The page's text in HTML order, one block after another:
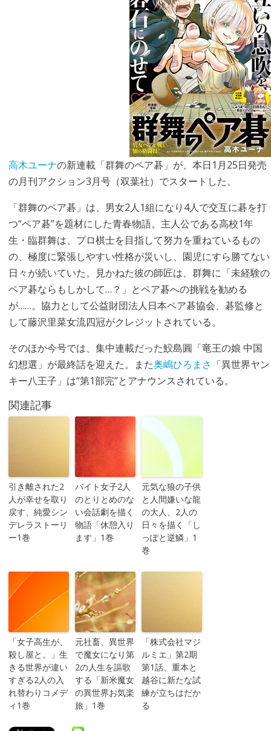
高木ユーナの新連載「群舞のペア碁」が、本日1月25日発売
の月刊アクション3月号（双葉社）でスタートした。
「群舞のペア碁」は、男女2人1組になり4人で交互に碁を打
つ“ペア碁”を題材にした青春物語。主人公である高校1年
生・臨群舞は、プロ棋士を目指して努力を重ねているもの
の、極度に緊張しやすい性格が災いし、園児にすら勝てない
日々が続いていた。見かねた彼の師匠は、群舞に「未経験の
ペア碁ならもしかして…？」とペア碁への挑戦を勧める
が……。協力として公益財団法人日本ペア碁協会、碁監修と
して藤沢里菜女流四冠がクレジットされている。
そのほか今号では、集中連載だった鮫島圓「竜王の娘 中国
幻想選」が最終話を迎えた。また奥嶋ひろまさ 「異世界ヤン
キー八王子」は“第1部完”とアナウンスされている。
関連記事
引き離された2
人が幸せを取り
戻す、純愛シン
デレラストーリ
ー1巻
バイト女子2人
のとりとめのな
い会話劇を描く
物語「休憩入り
ます」1巻
元気な狼の子供
と人間嫌いな龍
の大人、2人の
日々を描く「し
っぽと逆鱗」1
巻
「女子高生が、
殺し屋と。」生
きる世界が違い
すぎる2人の入
れ替わりコメデ
ィ1巻
元社畜、異世界
で魔女になり第
2の人生を謳歌
する「新米魔女
の異世界お気楽
旅」1巻
「株式会社マジ
ルミエ」第2期
第1話、重本と
越谷に新たな試
練が立ちはだか
る